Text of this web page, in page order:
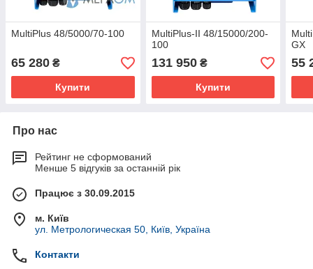
MultiPlus 48/5000/70-100
65 280 ₴
Купити
MultiPlus-II 48/15000/200-
100
131 950₴
Купити
GX
55
Про нас
Рейтинг не сформований
Менше 5 відгуків за останній рік
Працює з 30.09.2015
м. Київ
ул. Метрологическая 50, Київ, Україна
Контакти